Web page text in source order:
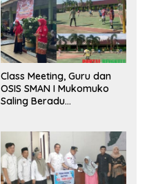
Class Meeting, Guru dan
OSIS SMAN I Mukomuko
Saling Beradu